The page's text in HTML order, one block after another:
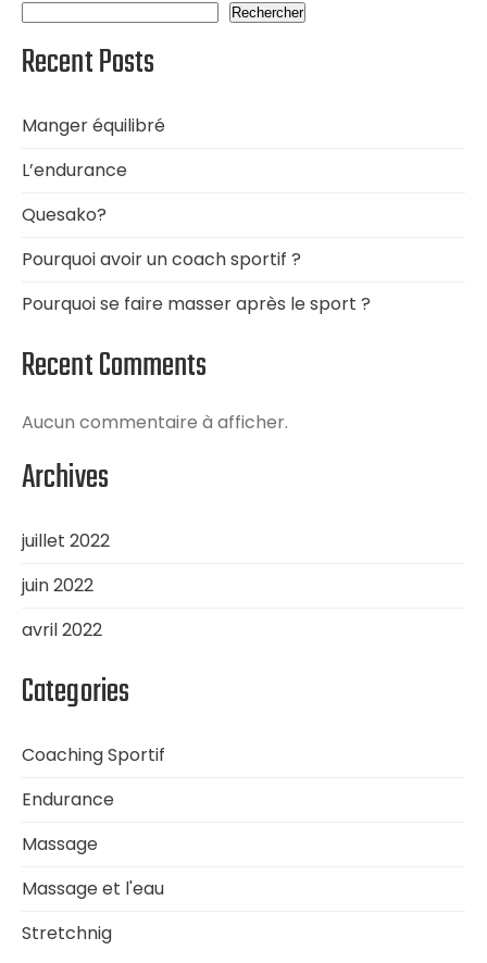
Rechercher
Recent Posts
Manger équilibré
L’endurance
Quesako?
Pourquoi avoir un coach sportif ?
Pourquoi se faire masser après le sport ?
Recent Comments
Aucun commentaire à afficher.
Archives
juillet 2022
juin 2022
avril 2022
Categories
Coaching Sportif
Endurance
Massage
Massage et l'eau
Stretchnig